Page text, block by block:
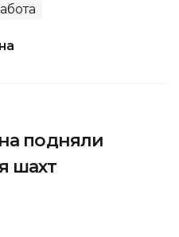
подняли
шахт